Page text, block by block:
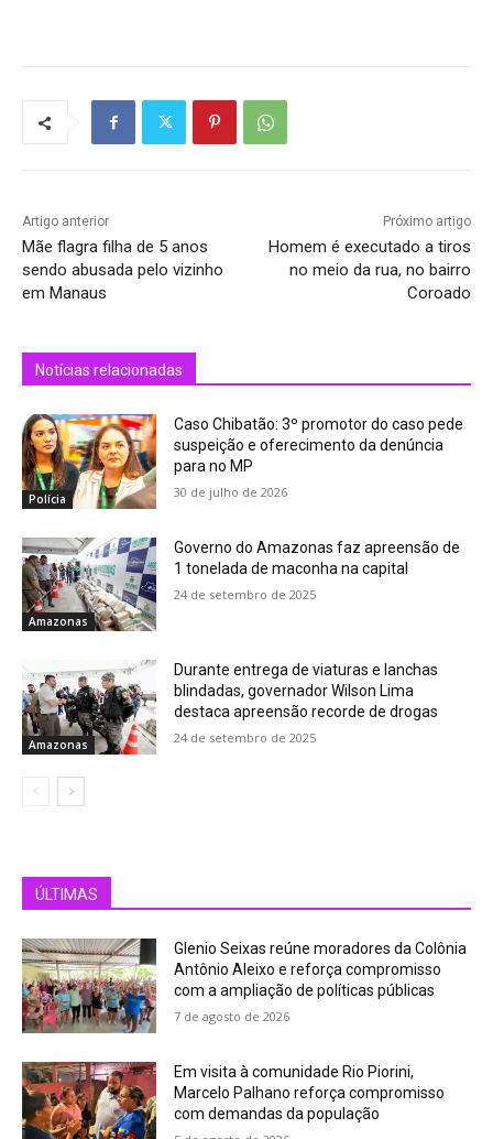
Artigo anterior
Mãe flagra filha de 5 anos
sendo abusada pelo vizinho
em Manaus
Próximo artigo
Homem é executado a tiros
no meio da rua, no bairro
Coroado
Notícias relacionadas
Polícia
Caso Chibatão: 3º promotor do caso pede
suspeição e oferecimento da denúncia
para no MP
30 de julho de 2026
Amazonas
Governo do Amazonas faz apreensão de
1 tonelada de maconha na capital
24 de setembro de 2025
Amazonas
Durante entrega de viaturas e lanchas
blindadas, governador Wilson Lima
destaca apreensão recorde de drogas
24 de setembro de 2025
ÚLTIMAS
Glenio Seixas reúne moradores da Colônia
Antônio Aleixo e reforça compromisso
com a ampliação de políticas públicas
7 de agosto de 2026
Em visita à comunidade Rio Piorini,
Marcelo Palhano reforça compromisso
com demandas da população